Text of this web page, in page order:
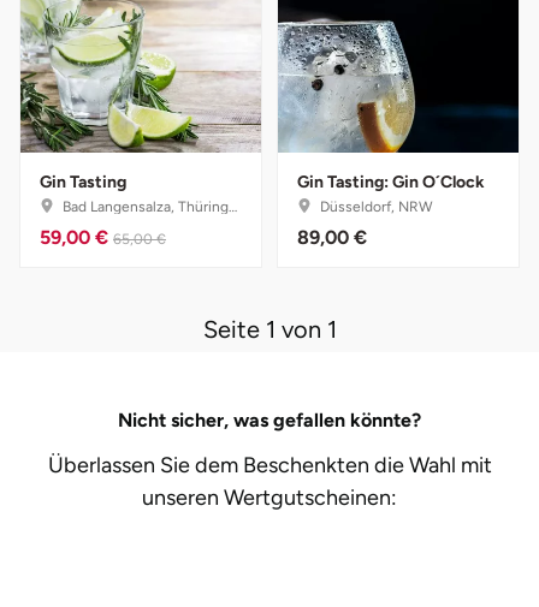
Gin Tasting
Bad Langensalza, Thüringen
59,00 € 65,00 €
Gin Tasting: Gin O´Clock
Düsseldorf, NRW
89,00 €
Seite 1 von 1
Nicht sicher, was gefallen könnte?
Überlassen Sie dem Beschenkten die Wahl mit
unseren Wertgutscheinen:
Düsseldorf
Erfurt
Erlangen
Essen